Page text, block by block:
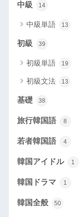
中級 14
中級単語 13
初級 39
初級単語 19
初級文法 13
基礎 38
旅行韓国語 8
若者韓国語 4
韓国アイドル 1
韓国ドラマ 1
韓国全般 50